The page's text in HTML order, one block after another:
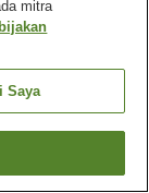
mitra
Saya